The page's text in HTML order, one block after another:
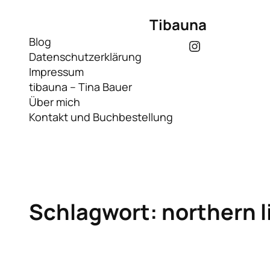
springen
Tibauna
Blog
Datenschutzerklärung
Impressum
tibauna – Tina Bauer
Über mich
Kontakt und Buchbestellung
Instagram
Schlagwort: northern